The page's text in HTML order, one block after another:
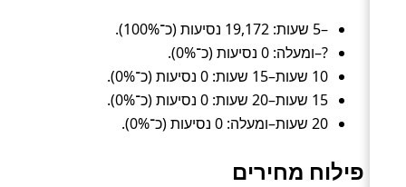
–5 שעות: 19,172 נסיעות (כ־100%).
?–ומעלה: 0 נסיעות (כ־0%).
10 שעות–15 שעות: 0 נסיעות (כ־0%).
15 שעות–20 שעות: 0 נסיעות (כ־0%).
20 שעות–ומעלה: 0 נסיעות (כ־0%).
פילוח מחירים